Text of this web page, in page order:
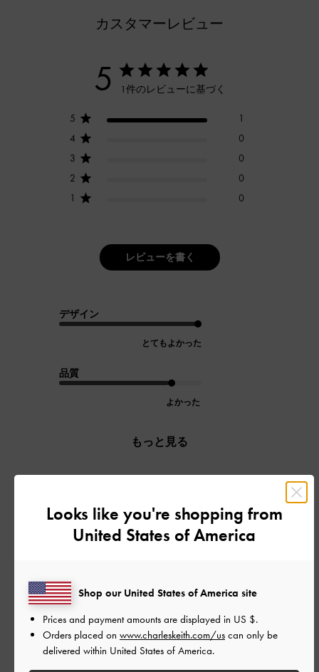
カスタマーレビュー
5 1件のレビューに基づく
5
1
4
0
3
0
2
0
1
0
レビューを書く
デザイン
とてもよかった
品質
よかった
もっと見る
並べ替え: 最新
他にはないデザインが良かった
Looks like you're shopping from
United States of America
Shop our United States of America site
Prices and payment amounts are displayed in US $.
Orders placed on www.charleskeith.com/us can only be
delivered within United States of America.